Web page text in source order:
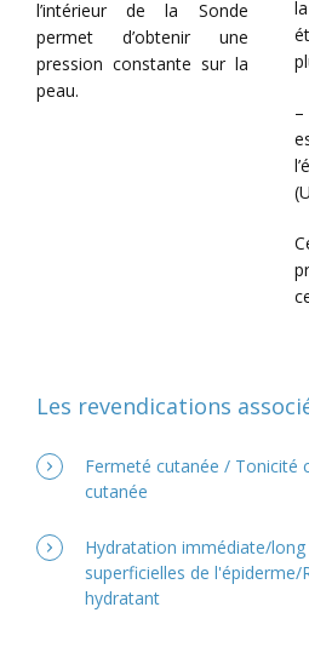
l’intérieur de la Sonde
permet d’obtenir une
pression constante sur la
peau.
–
Les revendications
Fermeté cutanée / Tonicité
cutanée
Hydratation immédiate/
superficielles de
hydratant